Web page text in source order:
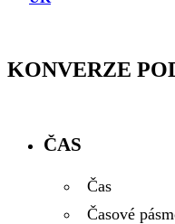
KONVERZE
ČAS
Čas
Časové